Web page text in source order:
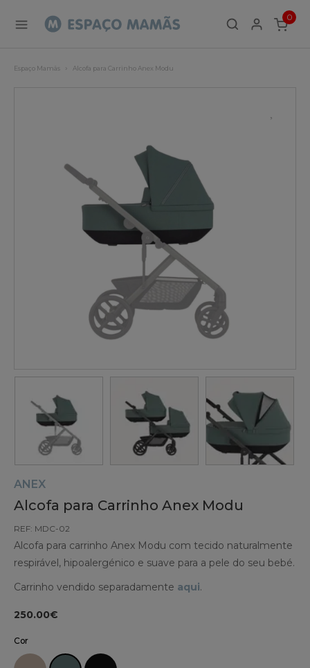
0
ITEMS
Espaço Mamãs Alcofa para Carrinho Anex Modu
ANEX
Alcofa para Carrinho Anex Modu
REF: MDC-02
Alcofa para carrinho Anex Modu com tecido naturalmente
respirável, hipoalergénico e suave para a pele do seu bebé.
Carrinho vendido separadamente aqui.
250.00€
Cor